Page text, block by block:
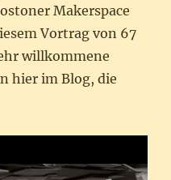
Makerspace
Vortrag von 67
willkommene
hier im Blog, die